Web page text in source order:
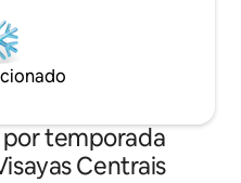
temporada
Centrais